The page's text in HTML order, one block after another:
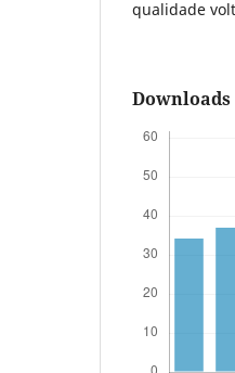
qualidade
Downloads